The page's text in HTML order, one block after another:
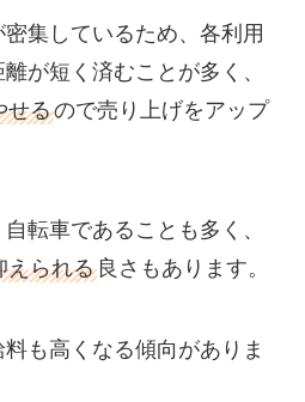
集しているため、各利用
が短く済むことが多く、
せるので売り上げをアップ
転車であることも多く、
えられる良さもあります。
も高くなる傾向がありま